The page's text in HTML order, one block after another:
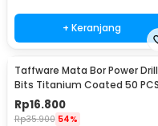
+ Keranjang
Taffware Mata Bor Power Drill
Bits Titanium Coated 50
DW1361
Rp16.800
Rp35.900 54%